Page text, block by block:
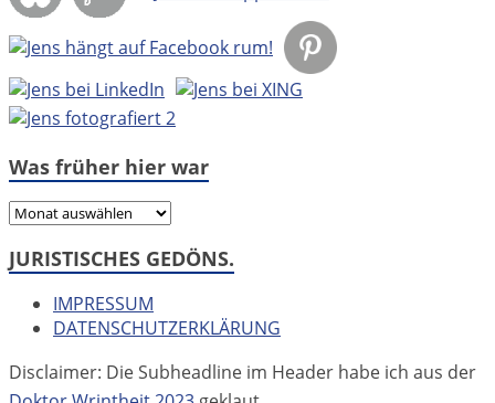
Was früher hier war
Was
hier
JURISTISCHES GEDÖNS.
IMPRESSUM
DATENSCHUTZERKLÄRUNG
Disclaimer: Die Subheadline im Header habe ich aus der